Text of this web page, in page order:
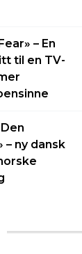
– En
til en TV-
– ny dansk